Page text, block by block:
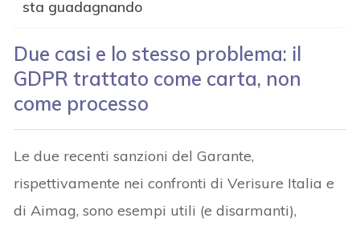
sta guadagnando
Due casi e lo stesso problema: il
GDPR trattato come carta, non
come processo
Le due recenti sanzioni del Garante,
rispettivamente nei confronti di Verisure Italia e
di Aimag, sono esempi utili (e disarmanti),